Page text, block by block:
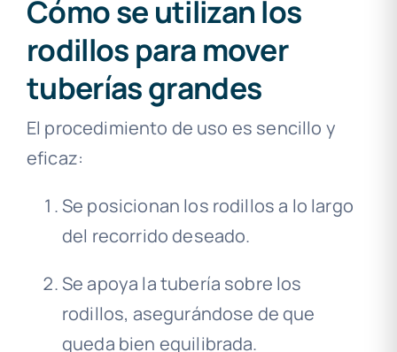
Cómo se utilizan los
rodillos para mover
tuberías grandes
El procedimiento de uso es sencillo y
eficaz:
Se posicionan los rodillos a lo largo
del recorrido deseado.
Se apoya la tubería sobre los
rodillos, asegurándose de que
queda bien equilibrada.